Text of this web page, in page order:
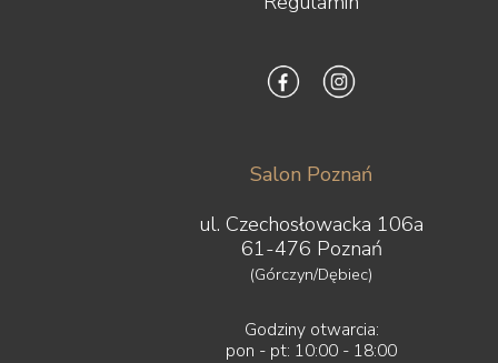
Salon Poznań
ul. Czechosłowacka 106a
61-476 Poznań
(Górczyn/Dębiec)
Godziny otwarcia:
pon - pt: 10:00 - 18:00